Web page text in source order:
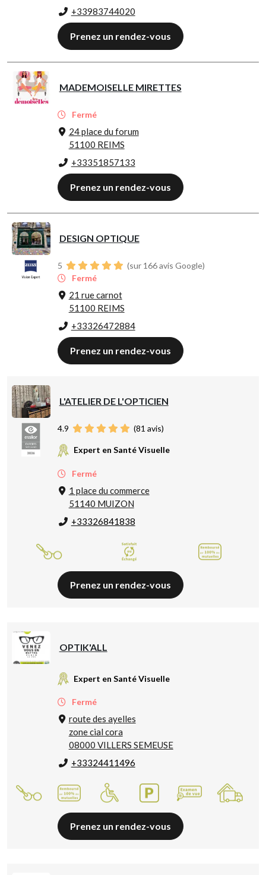
+33983744020
Prenez un rendez-vous
MADEMOISELLE MIRETTES
Fermé
24 place du forum
51100 REIMS
+33351857133
Prenez un rendez-vous
DESIGN OPTIQUE
5
(sur 166 avis Google)
Fermé
21 rue carnot
51100 REIMS
+33326472884
Prenez un rendez-vous
L'ATELIER DE L'OPTICIEN
4.9 (81 avis)
Expert en Santé Visuelle
Fermé
1 place du commerce
51140 MUIZON
+33326841838
Prenez un rendez-vous
OPTIK'ALL
Expert en Santé Visuelle
Fermé
route des ayelles
zone cial cora
08000 VILLERS SEMEUSE
+33324411496
Prenez un rendez-vous